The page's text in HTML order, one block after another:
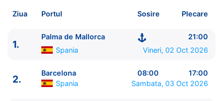
Sosire pe 09 Oct 2026 in Palma de Mallorca, Spania
MSC Cruises
MSC Grandiosa★★★★★
Ziua Portul Sosire Plecare
1.
Palma de Mallorca
21:00
Spania
Vineri, 02 Oct 2026
2.
Barcelona 08:00
17:00
Spania
Sambata, 03 Oct 2026